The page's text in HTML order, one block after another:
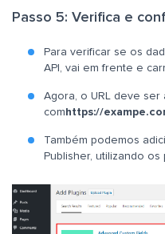
Passo 5: Verifica e
Para verificar se os
API, vai em frente e
Agora, o URL deve ser
comhttps://
Também podemos
Publisher, utilizando os